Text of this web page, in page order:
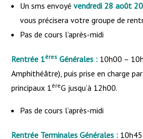
Un sms envoyé vendredi 28 août
vous précisera votre groupe de
Pas de cours l’après-midi
Rentrée 1ères Générales : 10h00 –
Amphithéâtre), puis prise en charge
principaux 1èreG jusqu’à 12h00.
Pas de cours l’après-midi
Rentrée Terminales Générales :